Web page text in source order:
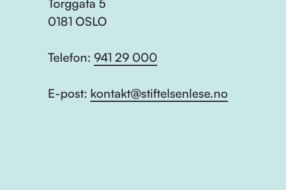
Torggata 5
0181 OSLO
Telefon: 941 29 000
E-post: kontakt@stiftelsenlese.no